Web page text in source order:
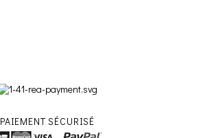
PAIEMENT SÉCURISÉ